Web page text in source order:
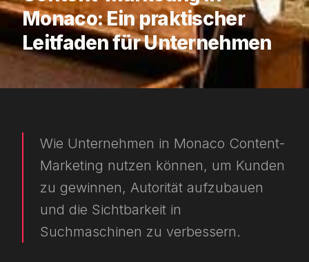
Monaco: Ein praktischer
Leitfaden für Unternehmen
Wie Unternehmen in Monaco Content-
Marketing nutzen können, um Kunden
zu gewinnen, Autorität aufzubauen
und die Sichtbarkeit in
Suchmaschinen zu verbessern.